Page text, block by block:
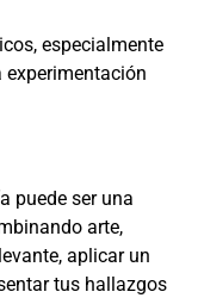
especialmente
puede ser una
arte,
aplicar un
tus hallazgos